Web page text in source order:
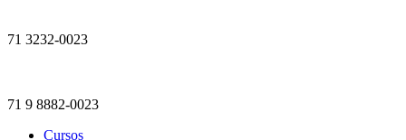
71 3232-0023
71 9 8882-0023
Cursos